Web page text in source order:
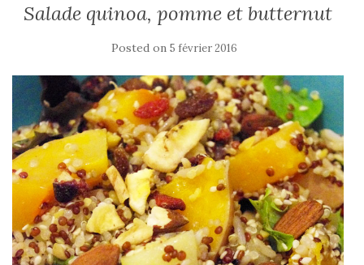
Salade quinoa, pomme et butternut
Posted on 5 février 2016